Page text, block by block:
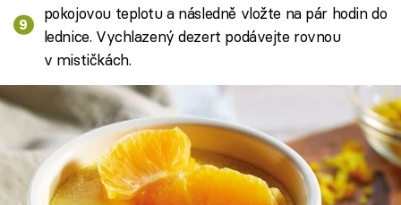
pokojovou teplotu a následně vložte na pár hodin do
lednice. Vychlazený dezert podávejte rovnou
v mističkách.